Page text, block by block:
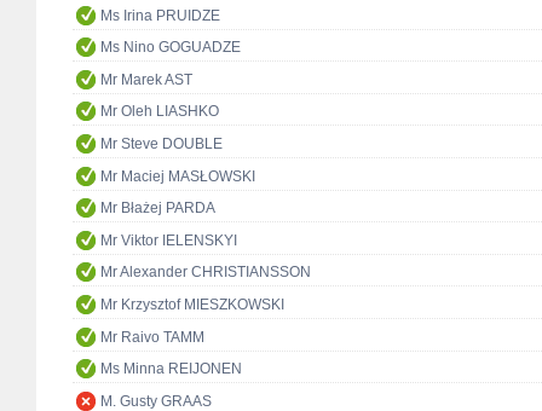
Ms Irina PRUIDZE
Ms Nino GOGUADZE
Mr Marek AST
Mr Oleh LIASHKO
Mr Steve DOUBLE
Mr Maciej MASŁOWSKI
Mr Błażej PARDA
Mr Viktor IELENSKYI
Mr Alexander CHRISTIANSSON
Mr Krzysztof MIESZKOWSKI
Mr Raivo TAMM
Ms Minna REIJONEN
M. Gusty GRAAS